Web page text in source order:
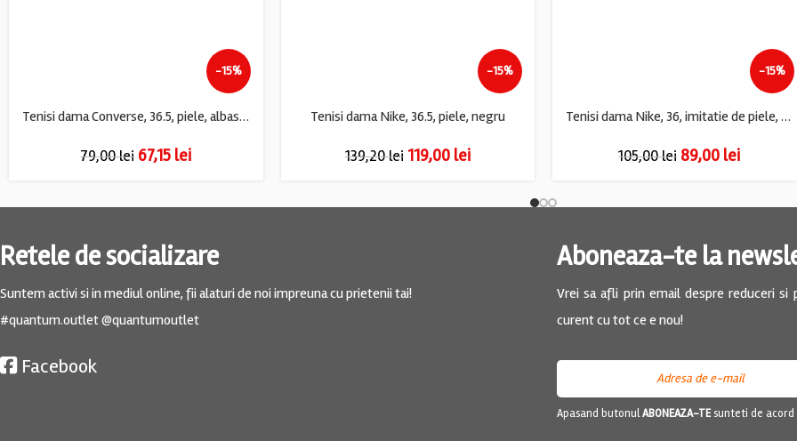
-15%
Tenisi dama Converse, 36.5, piele, albastru
79,00lei 67,15 lei
-15%
Tenisi dama Nike, 36.5, piele, negru
139,20lei 119,00 lei
-15%
Tenisi dama Nike, 36, imitatie de piele, piele intoarsa, alb
105,00lei 89,00 lei
Retele de socializare
Suntem activi si in mediul online, fii alaturi de noi impreuna cu prietenii tai!
#quantum.outlet @quantumoutlet
Facebook
Aboneaza-te la
Vrei sa afli prin email despre reduceri
curent cu tot ce e nou!
Apasand butonulABONEAZA-TEsunteti de acord